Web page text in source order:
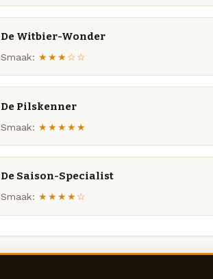
De Witbier-Wonder
Smaak: ★★★☆☆
De Pilskenner
Smaak: ★★★★★
De Saison-Specialist
Smaak: ★★★★☆